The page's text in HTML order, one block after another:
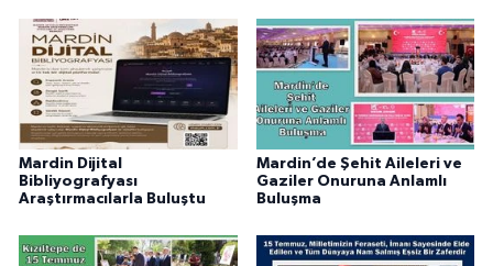
Mardin Dijital
Bibliyografyası
Araştırmacılarla Buluştu
Mardin’de Şehit Aileleri ve
Gaziler Onuruna Anlamlı
Buluşma